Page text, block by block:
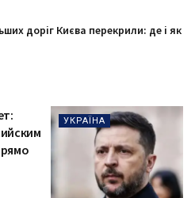
доріг Києва перекрили: де і як
УКРАЇНА